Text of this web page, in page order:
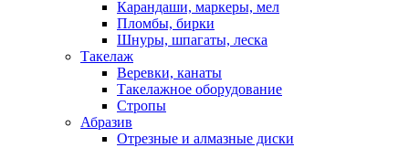
Карандаши, маркеры, мел
Пломбы, бирки
Шнуры, шпагаты, леска
Такелаж
Веревки, канаты
Такелажное оборудование
Стропы
Абразив
Отрезные и алмазные диски